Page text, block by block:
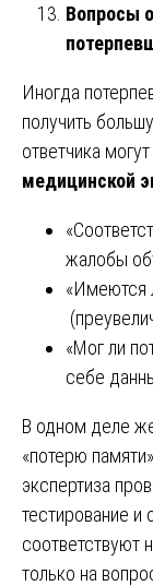
Вопросы
Иногда
получить
ответчика
медицинской
жалобы
«Имеются
«Мог ли
себе
В одном деле
«потерю
экспертиза
тестирование и
соответствуют
только на